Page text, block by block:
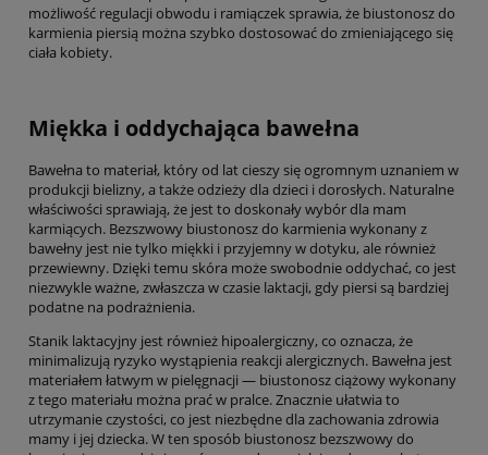
możliwość regulacji obwodu i ramiączek sprawia, że biustonosz do
karmienia piersią można szybko dostosować do zmieniającego się
ciała kobiety.
Miękka i oddychająca bawełna
Bawełna to materiał, który od lat cieszy się ogromnym uznaniem w
produkcji bielizny, a także odzieży dla dzieci i dorosłych. Naturalne
właściwości sprawiają, że jest to doskonały wybór dla mam
karmiących. Bezszwowy biustonosz do karmienia wykonany z
bawełny jest nie tylko miękki i przyjemny w dotyku, ale również
przewiewny. Dzięki temu skóra może swobodnie oddychać, co jest
niezwykle ważne, zwłaszcza w czasie laktacji, gdy piersi są bardziej
podatne na podrażnienia.
Stanik laktacyjny jest również hipoalergiczny, co oznacza, że
minimalizują ryzyko wystąpienia reakcji alergicznych. Bawełna jest
materiałem łatwym w pielęgnacji — biustonosz ciążowy wykonany
z tego materiału można prać w pralce. Znacznie ułatwia to
utrzymanie czystości, co jest niezbędne dla zachowania zdrowia
mamy i jej dziecka. W ten sposób biustonosz bezszwowy do